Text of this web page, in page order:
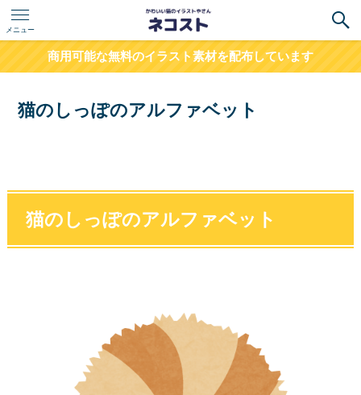
メニュー
商用可能な無料のイラスト素材を配布しています
猫のしっぽのアルファベット
猫のしっぽのアルファベット